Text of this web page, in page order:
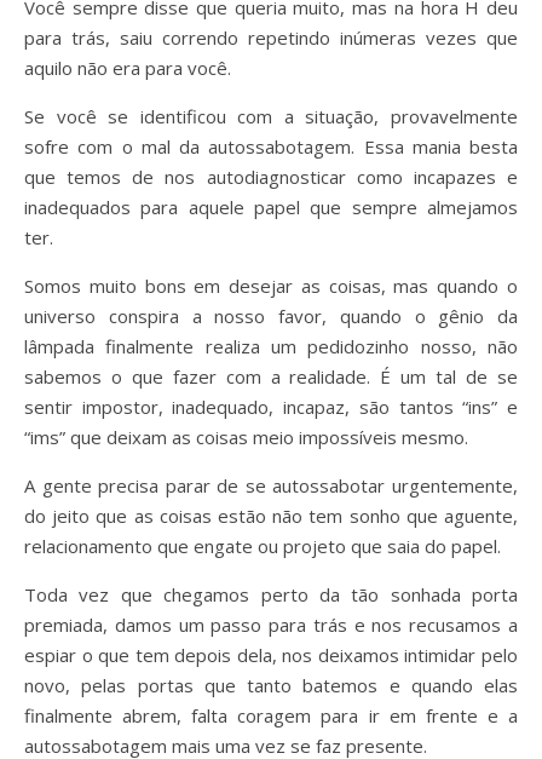
Você sempre disse que queria muito, mas na hora H deu
para trás, saiu correndo repetindo inúmeras vezes que
aquilo não era para você.
Se você se identificou com a situação, provavelmente
sofre com o mal da autossabotagem. Essa mania besta
que temos de nos autodiagnosticar como incapazes e
inadequados para aquele papel que sempre almejamos
ter.
Somos muito bons em desejar as coisas, mas quando o
universo conspira a nosso favor, quando o gênio da
lâmpada finalmente realiza um pedidozinho nosso, não
sabemos o que fazer com a realidade. É um tal de se
sentir impostor, inadequado, incapaz, são tantos “ins” e
“ims” que deixam as coisas meio impossíveis mesmo.
A gente precisa parar de se autossabotar urgentemente,
do jeito que as coisas estão não tem sonho que aguente,
relacionamento que engate ou projeto que saia do papel.
Toda vez que chegamos perto da tão sonhada porta
premiada, damos um passo para trás e nos recusamos a
espiar o que tem depois dela, nos deixamos intimidar pelo
novo, pelas portas que tanto batemos e quando elas
finalmente abrem, falta coragem para ir em frente e a
autossabotagem mais uma vez se faz presente.